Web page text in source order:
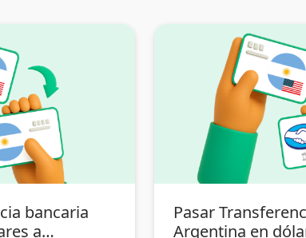
bancaria
a
Pasar
Argentina en